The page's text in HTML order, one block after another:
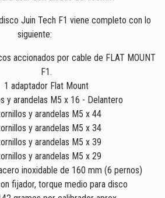
Juin Tech F1 viene completo con lo
siguiente:
accionados por cable de FLAT MOUNT
F1.
1 adaptador Flat Mount
y arandelas M5 x 16 - Delantero
y arandelas M5 x 44
y arandelas M5 x 34
y arandelas M5 x 39
y arandelas M5 x 29
inoxidable de 160 mm (6 pernos)
fijador, torque medio para disco